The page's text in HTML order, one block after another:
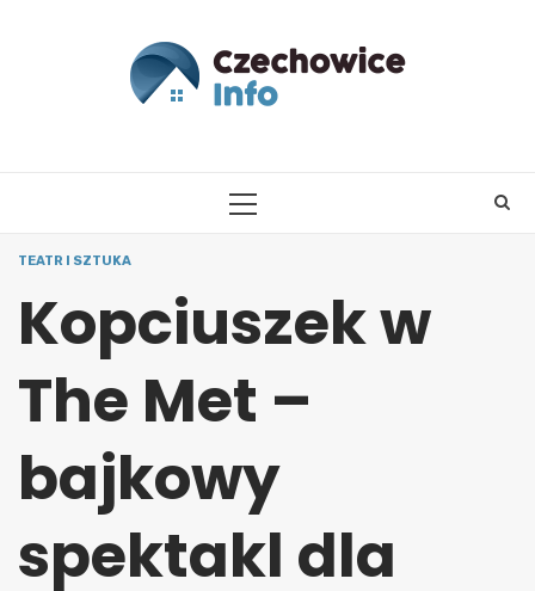
PRIMARY
TEATR I SZTUKA
Kopciuszek w
The Met –
bajkowy
spektakl dla